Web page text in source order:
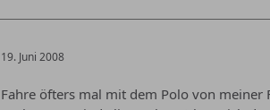
19. Juni 2008
Fahre öfters mal mit dem Polo von meiner